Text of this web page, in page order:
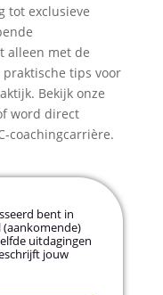
tot exclusieve
alleen met de
tips voor
Bekijk onze
word direct
coachingcarrière.
bent in
(aankomende)
uitdagingen
jouw